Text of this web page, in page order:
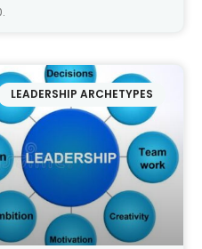
LEADERSHIP ARCHETYPES